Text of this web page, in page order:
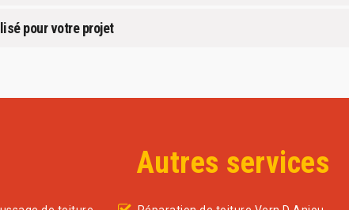
pour votre projet
Autres services